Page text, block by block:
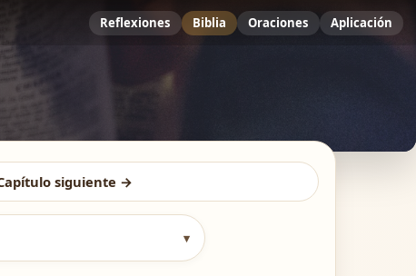
Reflexiones Biblia Oraciones Aplicación
siguiente →
▾